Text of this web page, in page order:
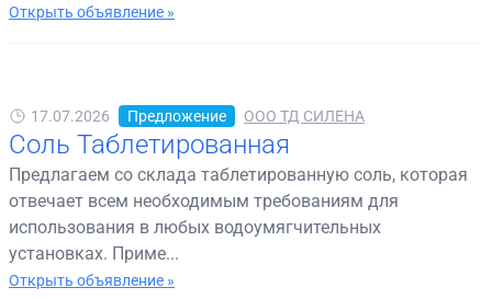
Открыть объявление »
17.07.2026 Предложение ООО ТД СИЛЕНА
Соль Таблетированная
Предлагаем со склада таблетированную соль, которая
отвечает всем необходимым требованиям для
использования в любых водоумягчительных
установках. Приме...
Открыть объявление »